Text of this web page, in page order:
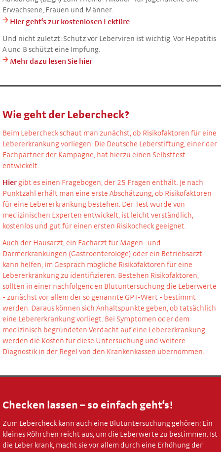
Erwachsene, Frauen und Männer.
￫ Hier geht‘s zur kostenlosen Lektüre
Und nicht zuletzt: Schutz vor Leberviren ist wichtig. Vor Hepatitis
A und B schützt eine Impfung.
￫ Mehr dazu lesen Sie hier
Wie geht der Lebercheck?
Beim Lebercheck schaut man zunächst, ob Risikofaktoren für eine
Lebererkrankung vorliegen. Die Deutsche Leberstiftung, einer der
Fachpartner der Kampagne, hat hierzu einen Selbsttest
entwickelt.
Hiergibt es einen Fragebogen, der 25 Fragen enthält. Je nach
Punktzahl erhält man eine erste Abschätzung, ob Risikofaktoren
für eine Lebererkrankung bestehen. Der Test wurde von
medizinischen Experten entwickelt, ist leicht verständlich,
kostenlos und gut für einen ersten Risikocheck geeignet.
Auch der Hausarzt, ein Facharzt für Magen- und
Darmerkrankungen (Gastroenterologe) oder ein Betriebsarzt
kann helfen, im Gespräch mögliche Risikofaktoren für eine
Lebererkrankung zu identifizieren. Bestehen Risikofaktoren,
sollten in einer nachfolgenden Blutuntersuchung die Leberwerte
- zunächst vor allem der so genannte GPT-Wert - bestimmt
werden. Daraus können sich Anhaltspunkte geben, ob tatsächlich
eine Lebererkrankung vorliegt. Bei Symptomen oder dem
medizinisch begründeten Verdacht auf eine Lebererkrankung
werden die Kosten für diese Untersuchung und weitere
Diagnostik in der Regel von den Krankenkassen übernommen.
Checken lassen – so einfach geht‘s!
Zum Lebercheck kann auch eine Blutuntersuchung gehören: Ein
kleines Röhrchen reicht aus, um die Leberwerte zu bestimmen. Ist
die Leber krank, macht sie vor allem durch eine Erhöhung der